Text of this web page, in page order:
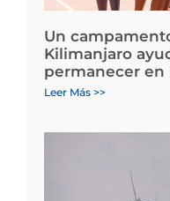
Un
Kilimanjaro
permanecer en
Leer Más >>